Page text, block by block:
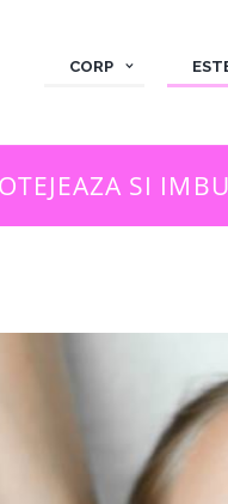
CORP
SI